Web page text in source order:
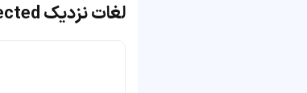
لغات نزدیک respected